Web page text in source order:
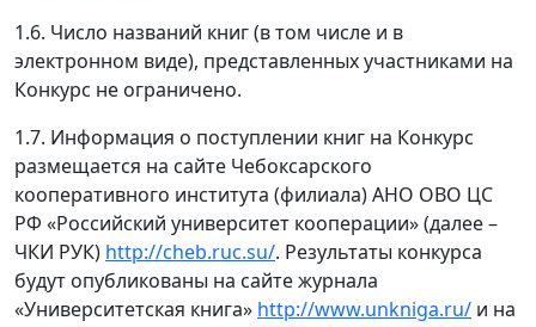
1.6. Число названий книг (в том числе и в
электронном виде), представленных участниками на
Конкурс не ограничено.
1.7. Информация о поступлении книг на Конкурс
размещается на сайте Чебоксарского
кооперативного института (филиала) АНО ОВО ЦС
РФ «Российский университет кооперации» (далее –
ЧКИ РУК) http://cheb.ruc.su/. Результаты конкурса
будут опубликованы на сайте журнала
«Университетская книга» http://www.unkniga.ru/ и на